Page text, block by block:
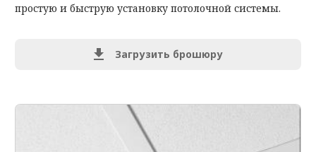
простую и быструю установку потолочной системы.
Загрузить брошюру